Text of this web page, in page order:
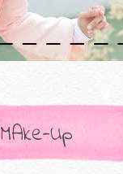
MAke-Up